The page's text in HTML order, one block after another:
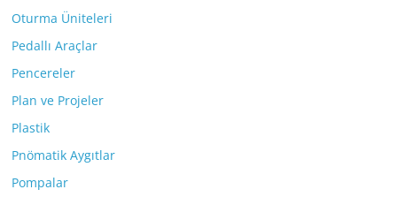
Oturma Üniteleri
Pedallı Araçlar
Pencereler
Plan ve Projeler
Plastik
Pnömatik Aygıtlar
Pompalar